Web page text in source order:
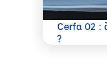
Cerfa 02 :
?
En savoir plus